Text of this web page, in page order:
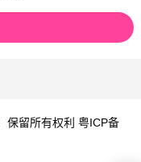
保留所有权利粤ICP备